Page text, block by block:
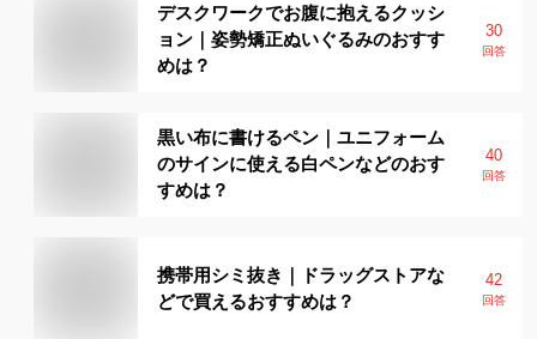
デスクワークでお腹に抱えるクッシ
ョン｜姿勢矯正ぬいぐるみのおすす
めは？
30
回答
黒い布に書けるペン｜ユニフォーム
のサインに使える白ペンなどのおす
すめは？
40
回答
携帯用シミ抜き｜ドラッグストアな
どで買えるおすすめは？
42
回答